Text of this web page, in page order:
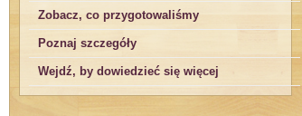
Zobacz, co przygotowaliśmy
Poznaj szczegóły
Wejdź, by dowiedzieć się więcej